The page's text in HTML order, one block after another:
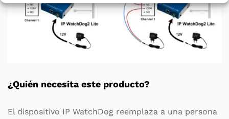
¿Quién necesita este producto?
El dispositivo IP WatchDog reemplaza a una persona